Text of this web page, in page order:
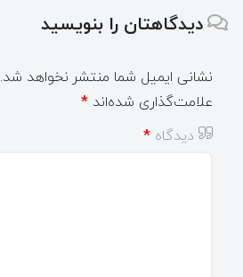
دیدگاهتان را بنویسید
نشانی ایمیل شما منتشر نخواهد شد.
علامت‌گذاری شده‌اند *
دیدگاه *